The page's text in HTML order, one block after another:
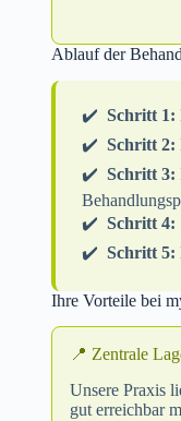
Ablauf der
✔️ Schritt 1:
✔️ Schritt 2:
✔️ Schritt 3:
✔️ Schritt 4:
✔️ Schritt 5:
Ihre Vorteile bei
📍 Zentrale
Unsere Praxis
gut erreichbar